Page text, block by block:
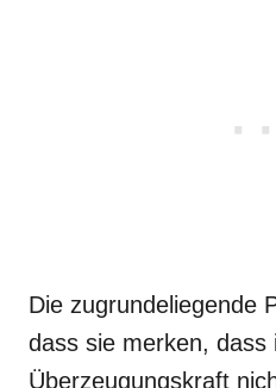
Die zugrundeliegende
dass sie merken, dass
Überzeugungskraft